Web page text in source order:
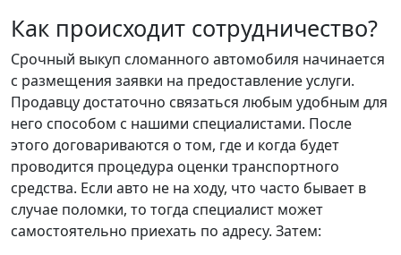
Как происходит сотрудничество?
Срочный выкуп сломанного автомобиля начинается
с размещения заявки на предоставление услуги.
Продавцу достаточно связаться любым удобным для
него способом с нашими специалистами. После
этого договариваются о том, где и когда будет
проводится процедура оценки транспортного
средства. Если авто не на ходу, что часто бывает в
случае поломки, то тогда специалист может
самостоятельно приехать по адресу. Затем: